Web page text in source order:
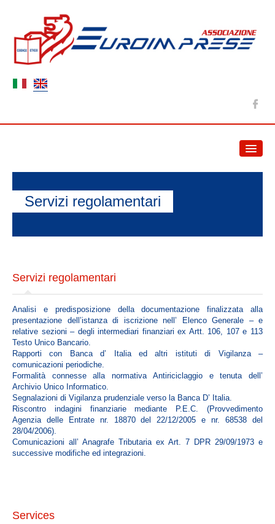
NEWS
Il codice etico
Mission
La struttura
Statuto
Organi Sociali
Organigramma
SERVICES
Servizi Itelligenza Artificiale per PMI
Ente Bilaterale : E.Bi.Conf.
Servizi regolamentari
Servizi regolamentari
Analisi e predisposizione della documentazione finalizzata alla
presentazione dell’istanza di iscrizione nell’ Elenco Generale – e
relative sezioni – degli intermediari finanziari ex Artt. 106, 107 e 113
Testo Unico Bancario.
Rapporti con Banca d’ Italia ed altri istituti di Vigilanza –
comunicazioni periodiche.
Formalità connesse alla normativa Antiriciclaggio e tenuta dell’
Archivio Unico Informatico.
Segnalazioni di Vigilanza prudenziale verso la Banca D’ Italia.
Riscontro indagini finanziarie mediante P.E.C. (Provvedimento
Agenzia delle Entrate nr. 18870 del 22/12/2005 e nr. 68538 del
28/04/2006).
Comunicazioni all’ Anagrafe Tributaria ex Art. 7 DPR 29/09/1973 e
successive modifiche ed integrazioni.
Services